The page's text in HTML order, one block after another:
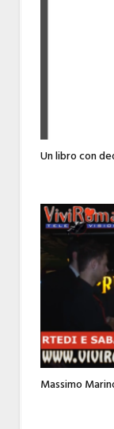
Un libro con
Massimo